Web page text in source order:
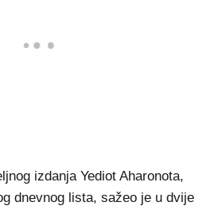
izdanja Yediot Aharonota,
dnevnog lista, sažeo je u dvije